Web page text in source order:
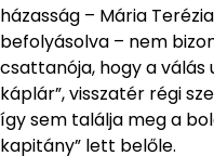
házasság – Mária
befolyásolva – nem
csattanója, hogy a válás
káplár”, visszatér régi
így sem találja meg a
kapitány” lett belőle.